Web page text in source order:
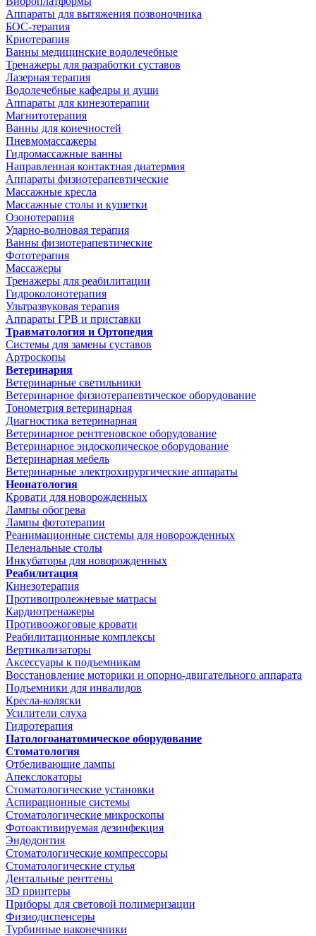
Аппараты для вытяжения позвоночника
БОС-терапия
Криотерапия
Ванны медицинские водолечебные
Тренажеры для разработки суставов
Лазерная терапия
Водолечебные кафедры и души
Аппараты для кинезотерапии
Магнитотерапия
Ванны для конечностей
Пневмомассажеры
Гидромассажные ванны
Направленная контактная диатермия
Аппараты физиотерапевтические
Массажные кресла
Массажные столы и кушетки
Озонотерапия
Ударно-волновая терапия
Ванны физиотерапевтические
Фототерапия
Массажеры
Тренажеры для реабилитации
Гидроколонотерапия
Ультразвуковая терапия
Аппараты ГРВ и приставки
Травматология и Ортопедия
Системы для замены суставов
Артроскопы
Ветеринария
Ветеринарные светильники
Ветеринарное физиотерапевтическое оборудование
Тонометрия ветеринарная
Диагностика ветеринарная
Ветеринарное рентгеновское оборудование
Ветеринарное эндоскопическое оборудование
Ветеринарная мебель
Ветеринарные электрохирургические аппараты
Неонатология
Кровати для новорожденных
Лампы обогрева
Лампы фототерапии
Реанимационные системы для новорожденных
Пеленальные столы
Инкубаторы для новорожденных
Реабилитация
Кинезотерапия
Противопролежневые матрасы
Кардиотренажеры
Противоожоговые кровати
Реабилитационные комплексы
Вертикализаторы
Аксессуары к подъемникам
Восстановление моторики и опорно-двигательного аппарата
Подъемники для инвалидов
Кресла-коляски
Усилители слуха
Гидротерапия
Патологоанатомическое оборудование
Стоматология
Отбеливающие лампы
Апекслокаторы
Стоматологические установки
Аспирационные системы
Стоматологические микроскопы
Фотоактивируемая дезинфекция
Эндодонтия
Стоматологические компрессоры
Стоматологические стулья
Дентальные рентгены
3D принтеры
Приборы для световой полимеризации
Физиодиспенсеры
Турбинные наконечники